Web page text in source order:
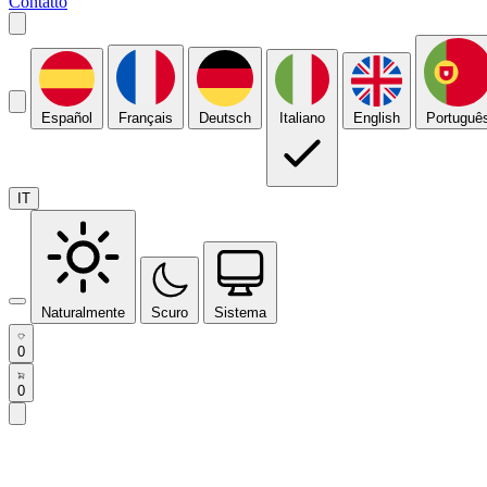
Español Français Deutsch Italiano English
IT
Naturalmente Scuro Sistema
0
0